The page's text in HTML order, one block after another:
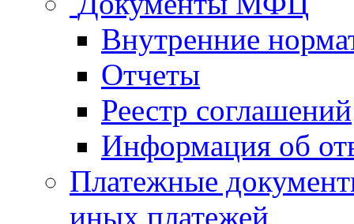
Внутренние
Отчеты
Реестр соглашений
Информация об
Платежные
иных платежей